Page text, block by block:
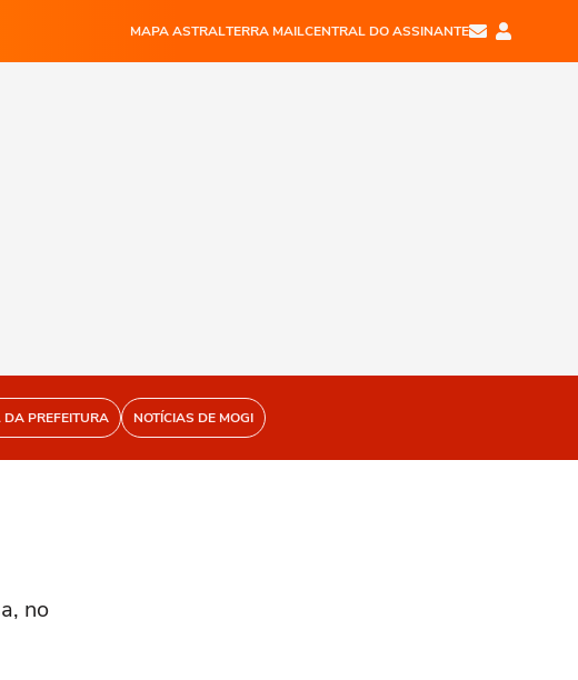
MAPA ASTRALTERRA MAILCENTRAL DO ASSINANTE
DA PREFEITURA NOTÍCIAS DE MOGI
no